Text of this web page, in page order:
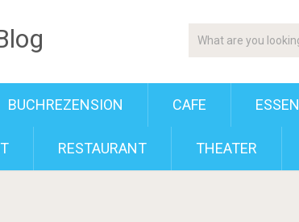
BUCHREZENSION CAFE ESSEN
RESTAURANT THEATER